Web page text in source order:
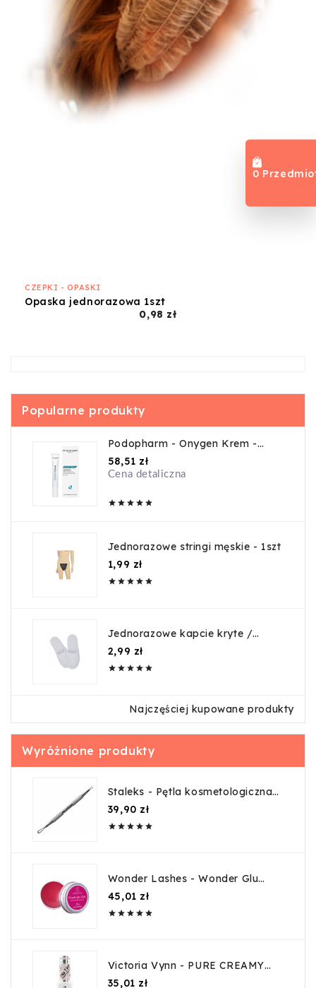
0
CZEPKI - OPASKI
Opaska jednorazowa 1szt
0,98 złCena
Popularne produkty
Podopharm - Onygen Krem -
20ml
58,51 złCena
Cena detaliczna
    
Jednorazowe stringi męskie - 1szt
1,99 zł
    
Jednorazowe kapcie kryte /
guma
2,99 zł
    
Najczęściej kupowane produkty
Wyróżnione produkty
Staleks - Pętla kosmetologiczna
ZE-30/1 (Z7-51-04)
39,90 złCena
    
Wonder Lashes - Wonder Glu
Balm 10g
45,01 złCena
    
Victoria Vynn - PURE CREAMY
HYBRID NO. 199 SMART
35,01 złCena